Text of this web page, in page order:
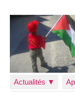
Actualités ▼